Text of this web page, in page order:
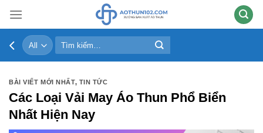
content
Tìm
kiếm:
BÀI VIẾT MỚI NHẤT, TIN TỨC
Các Loại Vải May Áo Thun Phổ Biển
Nhất Hiện Nay